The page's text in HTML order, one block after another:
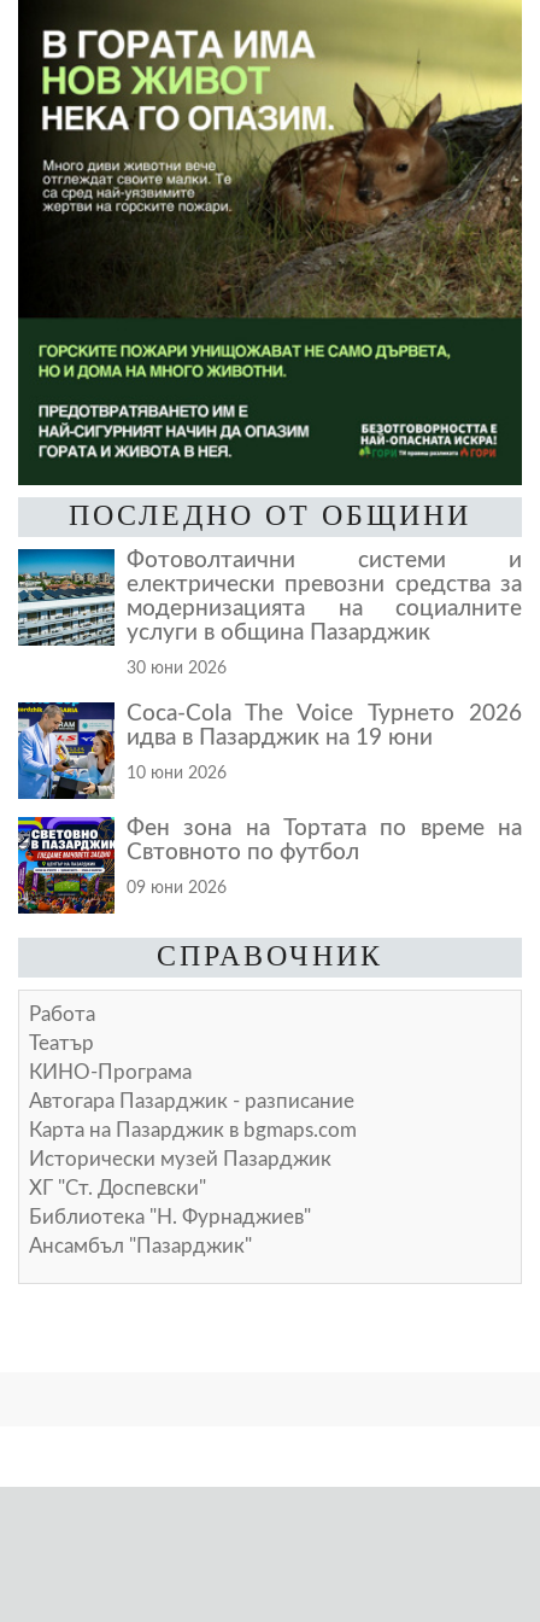
ПОСЛЕДНО ОТ ОБЩИНИ
Фотоволтаични системи и
електрически превозни средства за
модернизацията на социалните
услуги в община Пазарджик
30 юни 2026
Coca-Cola The Voice Турнето 2026
идва в Пазарджик на 19 юни
10 юни 2026
Фен зона на Тортата по време на
Свтовното по футбол
09 юни 2026
СПРАВОЧНИК
Работа
Театър
КИНО-Програма
Автогара Пазарджик - разписание
Карта на Пазарджик в bgmaps.com
Исторически музей Пазарджик
ХГ "Ст. Доспевски"
Библиотека "Н. Фурнаджиев"
Ансамбъл "Пазарджик"